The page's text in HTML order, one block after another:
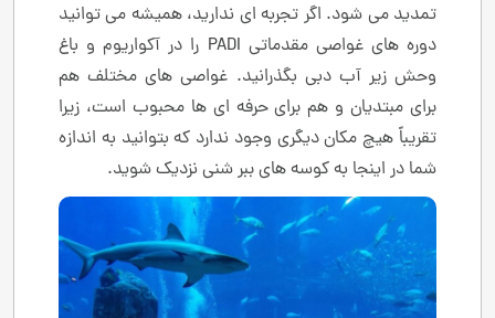
تمدید می شود. اگر تجربه ای ندارید، همیشه می توانید
دوره های غواصی مقدماتی PADI را در آکواریوم و باغ
وحش زیر آب دبی بگذرانید. غواصی های مختلف هم
برای مبتدیان و هم برای حرفه ای ها محبوب است، زیرا
تقریباً هیچ مکان دیگری وجود ندارد که بتوانید به اندازه
شما در اینجا به کوسه های ببر شنی نزدیک شوید.